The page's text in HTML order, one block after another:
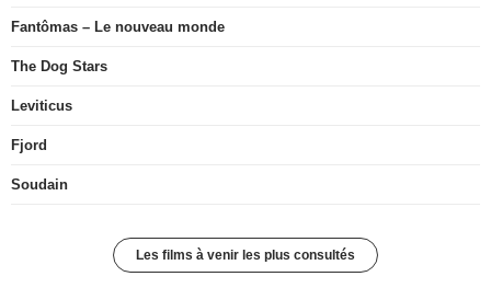
Fantômas – Le nouveau monde
The Dog Stars
Leviticus
Fjord
Soudain
Les films à venir les plus consultés